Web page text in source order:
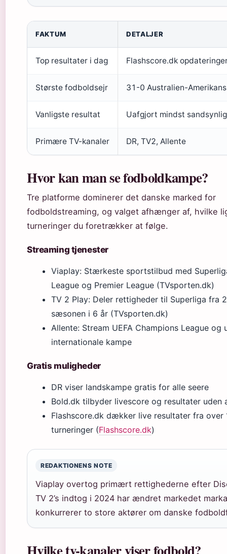
FAKTUM DETALJER
Top resultater i dag Flashscore.dk
Største fodboldsejr 31-0 Australien-
Vanligste resultat Uafgjort mindst
Primære TV-kanaler DR, TV2, Allente
Hvor kan man se fodboldkampe?
Tre platforme dominerer det danske marked for
fodboldstreaming, og valget afhænger af, hvilke
turneringer du foretrækker at følge.
Streaming tjenester
Viaplay: Stærkeste sportstilbud med
League og Premier League (TVsporten.dk)
TV 2 Play: Deler rettigheder til Superliga fra
sæsonen i 6 år (TVsporten.dk)
Allente: Stream UEFA Champions League og
internationale kampe
Gratis muligheder
DR viser landskampe gratis for alle seere
Bold.dk tilbyder livescore og resultater uden
Flashscore.dk dækker live resultater fra over
turneringer (Flashscore.dk)
REDAKTIONENS NOTE
Viaplay overtog primært rettighederne efter
TV 2’s indtog i 2024 har ændret markedet
konkurrerer to store aktører om danske